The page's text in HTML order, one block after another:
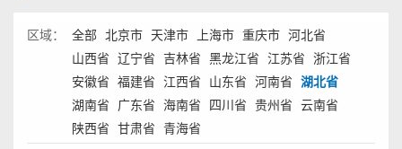
区域： 全部 北京市 天津市 上海市 重庆市 河北省
山西省
辽宁省 吉林省 黑龙江省 江苏省
浙江省
安徽省
福建省 江西省 山东省 河南省
湖北省
湖南省
广东省 海南省 四川省 贵州省
云南省
陕西省
甘肃省 青海省